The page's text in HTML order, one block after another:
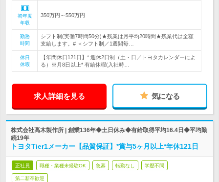
初年度
年収
350万円～550万円
勤務
時間
シフト制(実働7時間50分)★残業は月平均20時間★残業代は全額
支給します。# ＜シフト制／1週間毎…
休日
休暇
【年間休日121日】* 週休2日制（土・日／トヨタカレンダーによ
る）※月8日以上* 有給休暇(入社時…
求人詳細を見る 気になる
株式会社高木製作所 | 創業136年◆土日休み◆有給取得平均16.4日◆平均勤
続19年
トヨタTier1メーカー【品質保証】*賞与5ヶ月以上*年休121日
正社員 職種・業種未経験OK 急募 転勤なし 学歴不問
第二新卒歓迎